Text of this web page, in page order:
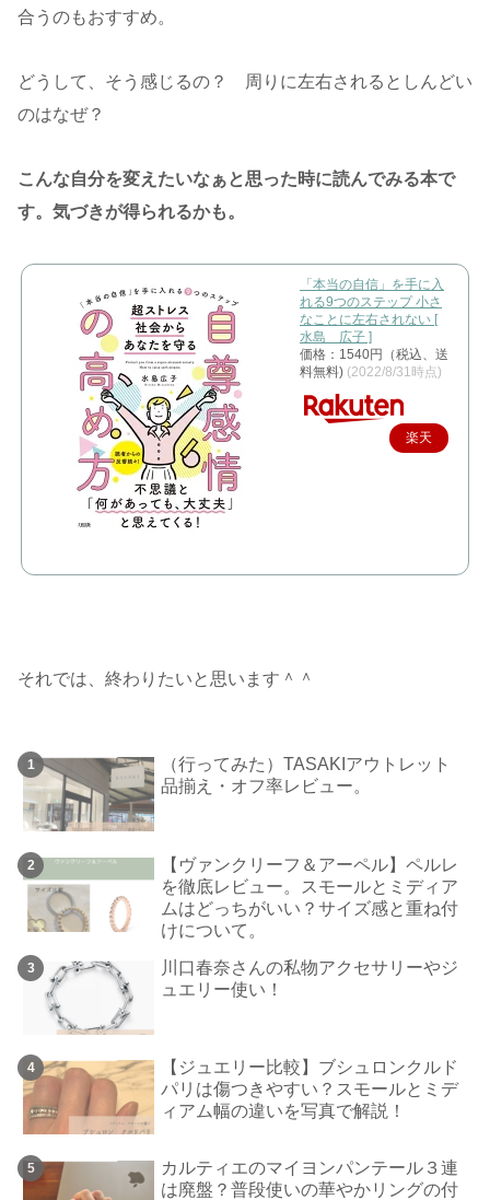
合うのもおすすめ。
どうして、そう感じるの？ 周りに左右されるとしんどい
のはなぜ？
こんな自分を変えたいなぁと思った時に読んでみる本で
す。気づきが得られるかも。
「本当の自信」を手に入
れる9つのステップ 小さ
なことに左右されない [
水島 広子 ]
価格：1540円（税込、送
料無料) (2022/8/31時点)
楽天
それでは、終わりたいと思います＾＾
（行ってみた）TASAKIアウトレット
品揃え・オフ率レビュー。
【ヴァンクリーフ＆アーペル】ペルレ
を徹底レビュー。スモールとミディア
ムはどっちがいい？サイズ感と重ね付
けについて。
川口春奈さんの私物アクセサリーやジ
ュエリー使い！
【ジュエリー比較】ブシュロンクルド
パリは傷つきやすい？スモールとミデ
ィアム幅の違いを写真で解説！
カルティエのマイヨンパンテール３連
は廃盤？普段使いの華やかリングの付